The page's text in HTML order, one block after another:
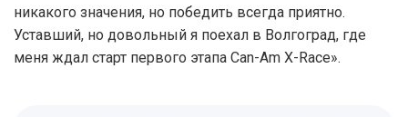
никакого значения, но победить всегда приятно.
Уставший, но довольный я поехал в Волгоград, где
меня ждал старт первого этапа Can-Am X-Race».